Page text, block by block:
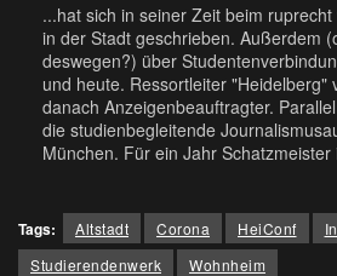
...hat sich in seiner Zeit beim
in der Stadt geschrieben. Außerdem
deswegen?) über
und heute. Ressortleiter "Heidelberg"
danach Anzeigenbeauftragter.
die studienbegleitende
München. Für ein Jahr Schatzmeister
Tags: Altstadt Corona HeiConf
Studierendenwerk
Wohnheim